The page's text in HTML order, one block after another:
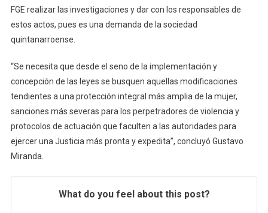
FGE realizar las investigaciones y dar con los responsables de
estos actos, pues es una demanda de la sociedad
quintanarroense.
“Se necesita que desde el seno de la implementación y
concepción de las leyes se busquen aquellas modificaciones
tendientes a una protección integral más amplia de la mujer,
sanciones más severas para los perpetradores de violencia y
protocolos de actuación que faculten a las autoridades para
ejercer una Justicia más pronta y expedita”, concluyó Gustavo
Miranda.
What do you feel about this post?